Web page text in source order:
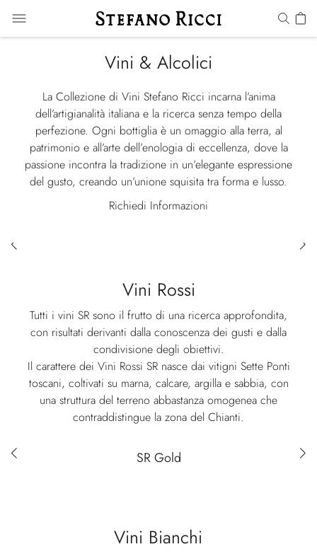
Vini & Alcolici
La Collezione di Vini Stefano Ricci incarna l’anima
dell’artigianalità italiana e la ricerca senza tempo della
perfezione. Ogni bottiglia è un omaggio alla terra, al
patrimonio e all’arte dell’enologia di eccellenza, dove la
passione incontra la tradizione in un’elegante espressione
del gusto, creando un’unione squisita tra forma e lusso.
Richiedi Informazioni
Vini Rossi
Tutti i vini SR sono il frutto di una ricerca approfondita,
con risultati derivanti dalla conoscenza dei gusti e dalla
condivisione degli obiettivi.
Il carattere dei Vini Rossi SR nasce dai vitigni Sette Ponti
toscani, coltivati su marna, calcare, argilla e sabbia, con
una struttura del terreno abbastanza omogenea che
contraddistingue la zona del Chianti.
Red wines selection
SR Gold
Vini Bianchi